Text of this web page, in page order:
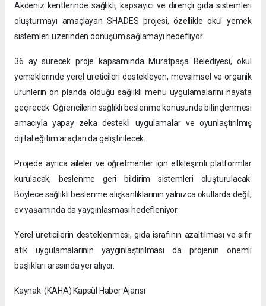
Akdeniz kentlerinde sağlıklı, kapsayıcı ve dirençli gıda sistemleri
oluşturmayı amaçlayan SHADES projesi, özellikle okul yemek
sistemleri üzerinden dönüşüm sağlamayı hedefliyor.
36 ay sürecek proje kapsamında Muratpaşa Belediyesi, okul
yemeklerinde yerel üreticileri destekleyen, mevsimsel ve organik
ürünlerin ön planda olduğu sağlıklı menü uygulamalarını hayata
geçirecek. Öğrencilerin sağlıklı beslenme konusunda bilinçlenmesi
amacıyla yapay zeka destekli uygulamalar ve oyunlaştırılmış
dijital eğitim araçları da geliştirilecek.
Projede ayrıca aileler ve öğretmenler için etkileşimli platformlar
kurulacak, beslenme geri bildirim sistemleri oluşturulacak.
Böylece sağlıklı beslenme alışkanlıklarının yalnızca okullarda değil,
ev yaşamında da yaygınlaşması hedefleniyor.
Yerel üreticilerin desteklenmesi, gıda israfının azaltılması ve sıfır
atık uygulamalarının yaygınlaştırılması da projenin önemli
başlıkları arasında yer alıyor.
Kaynak: (KAHA) Kapsül Haber Ajansı